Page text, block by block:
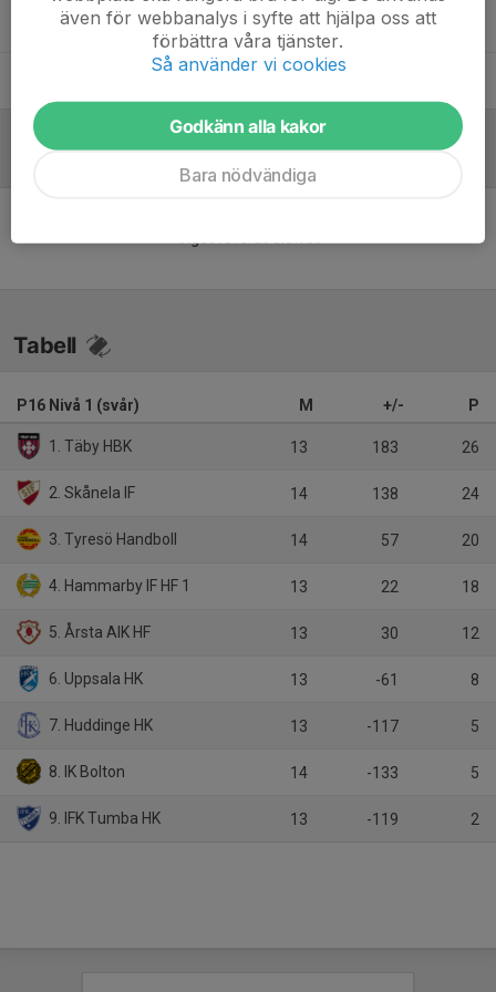
Jacob KarlssonHuvudtränare
Inget referat skrivet
Tabell
P16 Nivå 1 (svår) M +/- P
1. Täby HBK 13 183 26
2. Skånela IF 14 138 24
3. Tyresö Handboll 14 57 20
4. Hammarby IF HF 1 13 22 18
5. Årsta AIK HF 13 30 12
6. Uppsala HK 13 -61 8
7. Huddinge HK 13 -117 5
8. IK Bolton 14 -133 5
9. IFK Tumba HK 13 -119 2
även för webbanalys i syfte att hjälpa oss att
förbättra våra tjänster.
Så använder vi cookies
Godkänn alla kakor
Bara nödvändiga